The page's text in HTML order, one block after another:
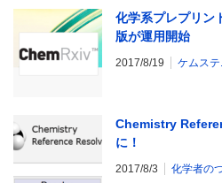
化学系プレプリン
版が運用開始
2017/8/19 ケムス
Chemistry
に！
2017/8/3 化学者の